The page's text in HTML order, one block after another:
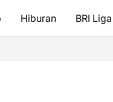
Hiburan BRI Liga